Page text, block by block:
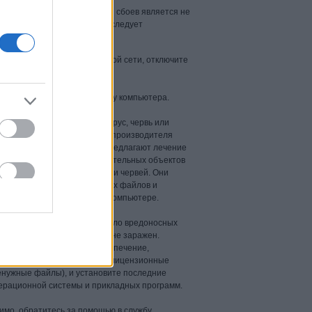
Возможно, причиной сбоев является не
В любом случае, вам следует
подключен к локальной сети, отключите
антивирусную проверку компьютера.
проверки обнаружен вирус, червь или
следуйте указаниям производителя
ПО. Хорошие антивирусы предлагают лечение
помещение подозрительных объектов
троянских программ и червей. Они
со списком зараженных файлов и
обнаруженных на компьютере.
решение не обнаружило вредоносных
компьютер, скорее всего, не заражен.
и аппаратное обеспечение,
на компьютере (удалите нелицензионные
файлы), и установите последние
системы и прикладных программ.